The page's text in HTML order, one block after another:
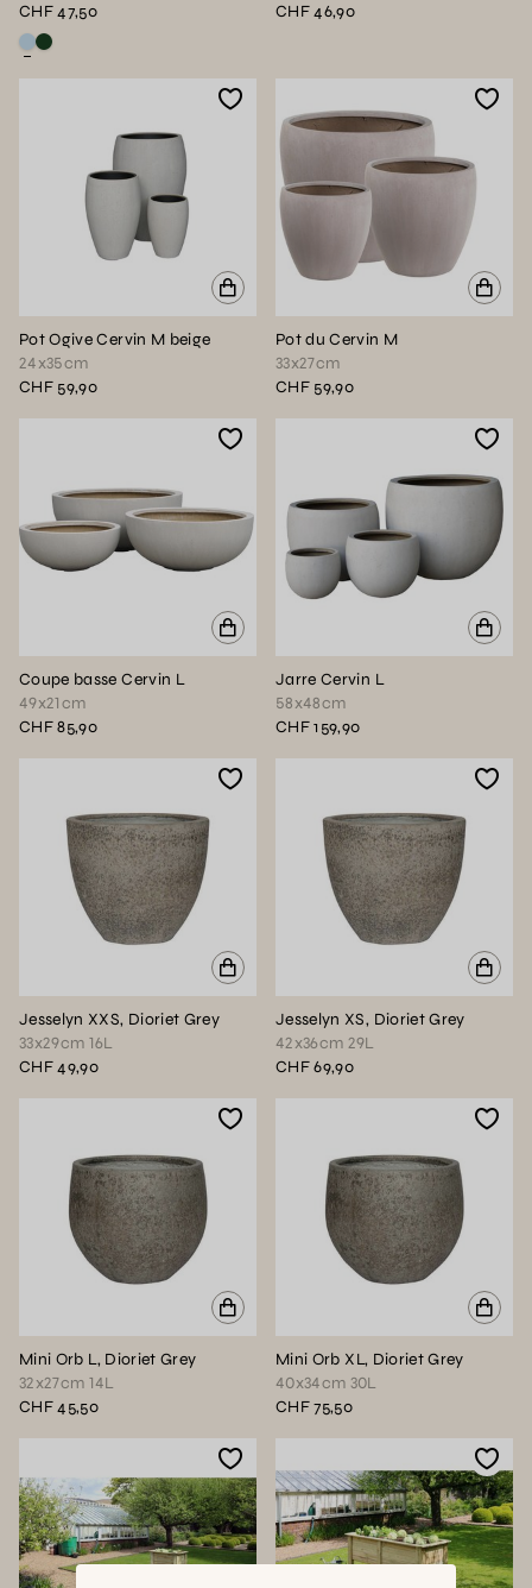
CHF 47,50
Voir ce produit en couleur : Gris fumée
Voir ce produit en couleur : Vert de chrome ou anglais
CHF 46,90
Pot Ogive Cervin M beige
24x35cm
CHF 59,90
Pot du Cervin M
33x27cm
CHF 59,90
Coupe basse Cervin L
49x21cm
CHF 85,90
Jarre Cervin L
58x48cm
CHF 159,90
Jesselyn XXS, Dioriet Grey
33x29cm 16L
CHF 49,90
Jesselyn XS, Dioriet Grey
42x36cm 29L
CHF 69,90
Mini Orb L, Dioriet Grey
32x27cm 14L
CHF 45,50
Mini Orb XL, Dioriet Grey
40x34cm 30L
CHF 75,50